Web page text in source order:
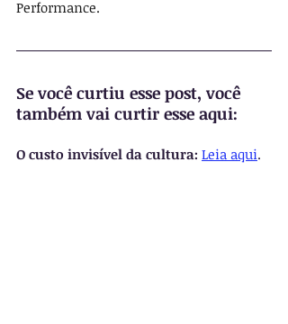
Performance.
Se você curtiu esse post, você
também vai curtir esse aqui:
O custo invisível da cultura: Leia aqui.